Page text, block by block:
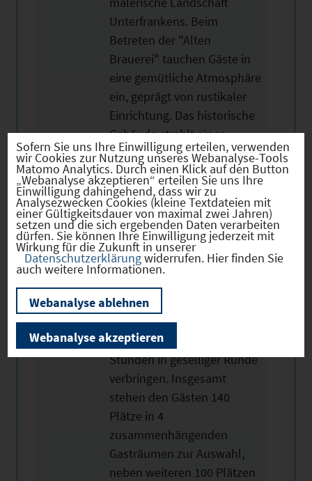
Unterfrankens. Beim
Betreten der "Alten
Brauerei" tauchen Gäste in
eine gemütliche Atmosphäre
ein, geprägt von rustikaler
Einrichtung. Das historische
Gebäude strahlt einen
einladenden Charme aus
und lädt zum Verweilen ein.
Das Gasthaus verfügt über
eine gemütliche Terrasse,
die im Sommer zum
Verweilen im Freien einlädt
und einen herrlichen Blick
auf die umliegende
Landschaft bietet. Hier
können Gäste die frische
Luft genießen und gesellige
Stunden in geselliger Runde
verbringen. Insgesamt
stehen den Gästen 140
Plätze in 4
zusammenhängenden
Gasträumen zur Auswahl,
neben weiteren 100 Plätzen
Sofern Sie uns Ihre Einwilligung erteilen, verwenden
wir Cookies zur Nutzung unseres Webanalyse-Tools
Matomo Analytics. Durch einen Klick auf den Button
„Webanalyse akzeptieren“ erteilen Sie uns Ihre
Einwilligung dahingehend, dass wir zu
Analysezwecken Cookies (kleine Textdateien mit
einer Gültigkeitsdauer von maximal zwei Jahren)
setzen und die sich ergebenden Daten verarbeiten
dürfen. Sie können Ihre Einwilligung jederzeit mit
Wirkung für die Zukunft in unserer
Datenschutzerklärungwiderrufen. Hier finden Sie
auch weitere Informationen.
Webanalyse ablehnen
Webanalyse akzeptieren